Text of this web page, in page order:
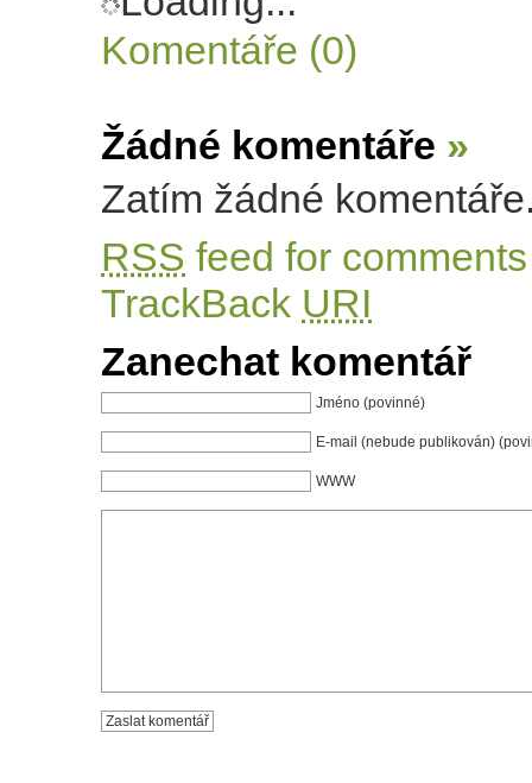
Komentáře (0)
Žádné komentáře »
Zatím žádné
RSS feed for
TrackBack URI
Zanechat komentář
Jméno (povinné)
E-mail (nebude publikován)
WWW